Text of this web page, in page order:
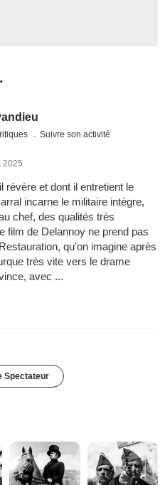
Suivre son activité
2025
révère et dont il entretient le
incarne le militaire intègre,
chef, des qualités très
film de Delannoy ne prend pas
qu'on imagine après
très vite vers le drame
avec ...
Spectateur